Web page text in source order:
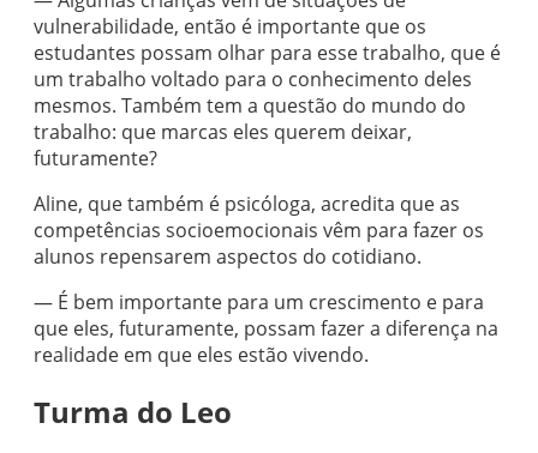
vulnerabilidade, então é importante que os
estudantes possam olhar para esse trabalho, que é
um trabalho voltado para o conhecimento deles
mesmos. Também tem a questão do mundo do
trabalho: que marcas eles querem deixar,
futuramente?
Aline, que também é psicóloga, acredita que as
competências socioemocionais vêm para fazer os
alunos repensarem aspectos do cotidiano.
— É bem importante para um crescimento e para
que eles, futuramente, possam fazer a diferença na
realidade em que eles estão vivendo.
Turma do Leo